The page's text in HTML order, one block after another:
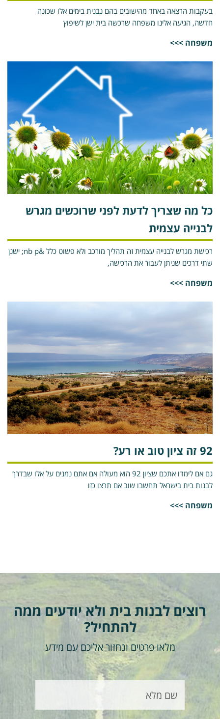
הרצאה באחד מהישובים בהם נבנית בימים אלו שכונה
הגיעה אלינו משפחה שרכשה בית ישן לשיפוץ
>>>
מה שצריך לדעת לפני שרוכשים מגרש
עצמית
רכישת מגרש לבנייה עצמית זה תהליך מורכב ולא פשוט כלל &nb p; ישנן
דרכים שניתן לעבור את הרכישה,
>>>
טוב או רע?
גם אם לימדו אתכם שציון 92 הוא מעולה אם אתם נמנים על אלו שבדרך
בית בישראל תחשבו שוב אם תרצו כזו
>>>
רוצים לבנות בית ולא יודעים ממה
להתחיל?
מלאו פרטים ונחזור אליכם עם מידע